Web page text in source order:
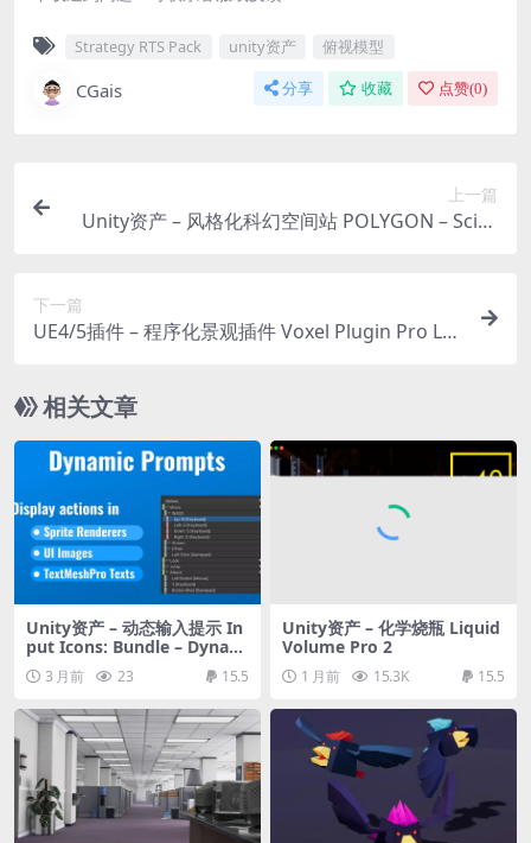
Strategy RTS Pack unity资产 俯视模型
CGais 分享 收藏 点赞(0)
上一篇
Unity资产 – 风格化科幻空间站 POLYGON – Sci-Fi
下一篇
UE4/5插件 – 程序化景观插件 Voxel Plugin Pro Le
相关文章
Unity资产 – 动态输入提示 In
put Icons: Bundle – Dynam
ic Prompts and Rebinding
3 月前 23 15.5
Unity资产 – 化学烧瓶 Liquid
Volume Pro 2
1 月前 15.3K 15.5